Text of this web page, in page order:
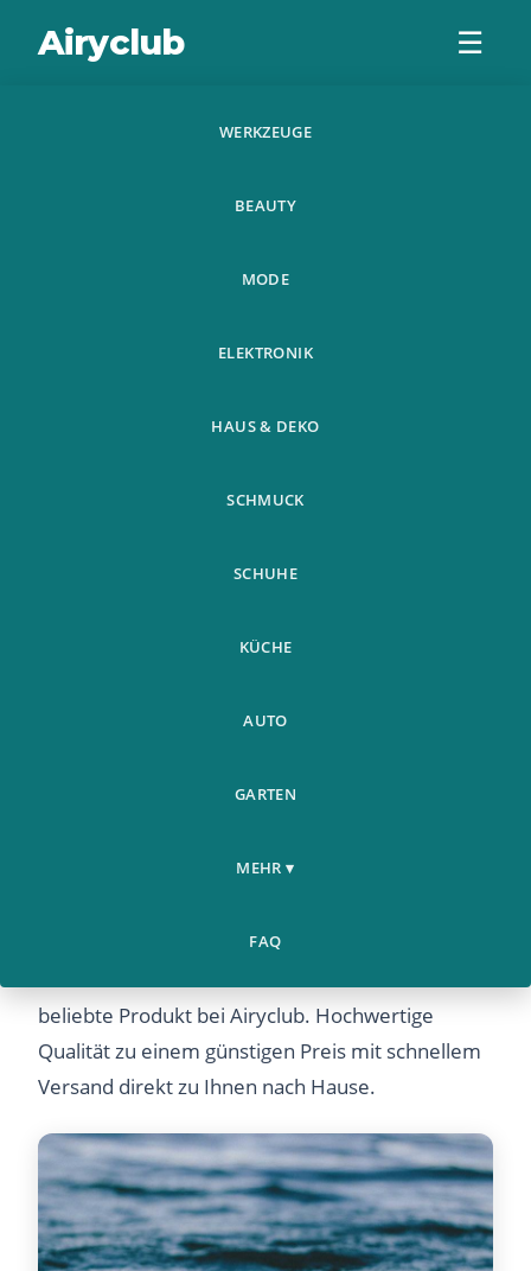
Airyclub ☰
WERKZEUGE
BEAUTY
MODE
ELEKTRONIK
HAUS & DEKO
SCHMUCK
SCHUHE
KÜCHE
AUTO
GARTEN
MEHR ▾
FAQ
Lassig Bowknot
Verband Design
Hose Damen Wild
Damenmode Lassig Bowknot Verband Design
beliebte Produkt bei Airyclub. Hochwertige
Qualität zu einem günstigen Preis mit schnellem
Versand direkt zu Ihnen nach Hause.